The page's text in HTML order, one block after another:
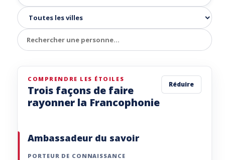
COMPRENDRE LES ÉTOILES
Trois façons de faire
rayonner la Francophonie
Réduire
Ambassadeur du savoir
PORTEUR DE CONNAISSANCE